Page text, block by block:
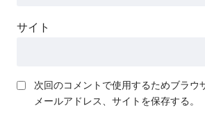
サイト
次回のコメントで使用するためブラウ
メールアドレス、サイトを保存する。